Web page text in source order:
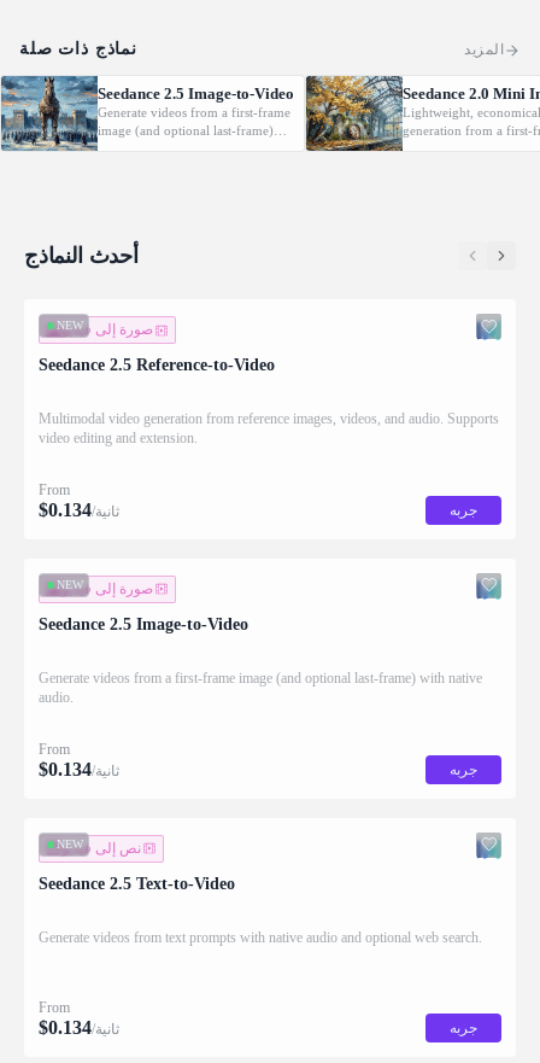
نماذج ذات صلة المزيد
Seedance 2.5 Image-to-Video
Generate videos from a first-frame
image (and optional last-frame)
with native audio.
Seedance 2.0 Mini
Lightweight,
generation from a first-
optional last-frame)
أحدث النماذج
NEW
صورة إلى فيديو
Seedance 2.5 Reference-to-Video
Multimodal video generation from reference images, videos, and audio. Supports
video editing and extension.
From
$0.134 /ثانية جربه
NEW
صورة إلى فيديو
Seedance 2.5 Image-to-Video
Generate videos from a first-frame image (and optional last-frame) with native
audio.
From
$0.134 /ثانية جربه
NEW
نص إلى فيديو
Seedance 2.5 Text-to-Video
Generate videos from text prompts with native audio and optional web search.
From
$0.134 /ثانية جربه